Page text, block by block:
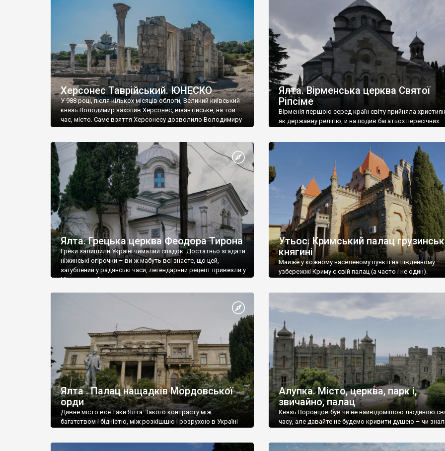
візантійської доби. Раритети викрадені з фондів об’єкту
культурної спадщини ЮНЕСКО «Херсонеса Таврійського».
Офіційно – на виставку «Золото Візантії», але експерти та
влада в Україні вважають це лише […]
називаються «повстяками» (postaki)…” “Вино. Крим
виробляє відмінне вино і його вдосталь: воно все
легке біле і дуже […]
Херсонес Таврійський. ЮНЕСКО
У 988 році, після кількох місяців облоги, Великий київський
князь Володимир захопив Херсонес, візантійське, на той
час, місто. Саме взяття Херсонесу дозволило Володимиру
диктувати свої умови візантійському імператору Василю ІІ,
Херсонесі Володимир-язичник, став Василем-
християнином. А потім було Хрещення Русі. На честь
Херсонесу Таврійського названо місто […]
Ялта. Вірменська церква Святої
Ріпсіме
Вірменія першою серед країн світу прийняла
як державну релігію, й на подив багатьох пересічних
Ялта. Грецька церква Феодора Тирона
Греки залишили Україні чималий спадок. Достатньо згадати
ніжинські огірочки – ви ж мабуть всі знаєте, що цей,
загублений у радянські часи, легендарний рецепт привезли у
Ніжин греки?
Утьос. Кримський палац
княгині
Майже у кожному населеному пункті на південному
узбережжі Криму є свій палац (а часто і не один).
Ялта . Палац нащадків Мордовської
орди
Дивне місто все таки Ялта. Такого контрасту між
багатством і бідністю, між розкішшю і розрухою в Україні
Алупка. Місто, церква, парк і,
звичайно, палац
Князь Воронцов був чи не найвідомішою людиною
часу, але давайте не будемо кривити душею – чи